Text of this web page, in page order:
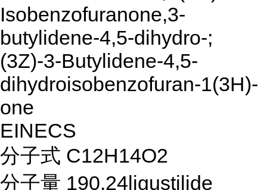
Isobenzofuranone,3-
butylidene-4,5-dihydro-;
(3Z)-3-Butylidene-4,5-
dihydroisobenzofuran-1(3H)-
one
EINECS
分子式 C12H14O2
分子量 190.24ligustilide